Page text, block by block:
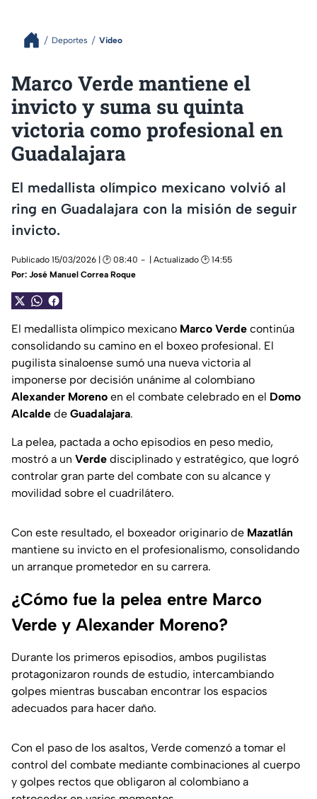
Deportes Video
Marco Verde mantiene el
invicto y suma su quinta
victoria como profesional en
Guadalajara
El medallista olímpico mexicano volvió al
ring en Guadalajara con la misión de seguir
invicto.
Publicado 15/03/2026 | 🕑 08:40
| Actualizado 🕑 14:55
Por: José Manuel Correa Roque
El medallista olímpico mexicano Marco Verde continúa
consolidando su camino en el boxeo profesional. El
pugilista sinaloense sumó una nueva victoria al
imponerse por decisión unánime al colombiano
Alexander Moreno en el combate celebrado en el Domo
Alcalde de Guadalajara.
La pelea, pactada a ocho episodios en peso medio,
mostró a un Verde disciplinado y estratégico, que logró
controlar gran parte del combate con su alcance y
movilidad sobre el cuadrilátero.
Con este resultado, el boxeador originario de Mazatlán
mantiene su invicto en el profesionalismo, consolidando
un arranque prometedor en su carrera.
¿Cómo fue la pelea entre Marco
Verde y Alexander Moreno?
Durante los primeros episodios, ambos pugilistas
protagonizaron rounds de estudio, intercambiando
golpes mientras buscaban encontrar los espacios
adecuados para hacer daño.
Con el paso de los asaltos, Verde comenzó a tomar el
control del combate mediante combinaciones al cuerpo
y golpes rectos que obligaron al colombiano a